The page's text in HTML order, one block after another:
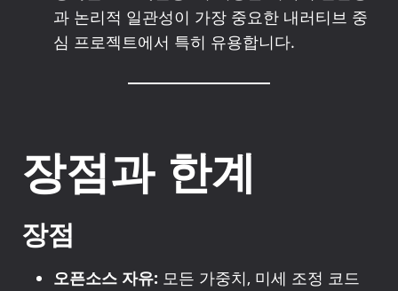
과 논리적 일관성이 가장 중요한 내러티브 중
심 프로젝트에서 특히 유용합니다.
장점과 한계
장점
오픈소스 자유: 모든 가중치, 미세 조정 코드